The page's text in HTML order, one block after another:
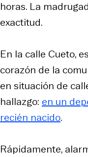
horas. La
exactitud.
En la calle Cueto,
corazón de la
en situación de
hallazgo: en un
recién nacido.
Rápidamente,